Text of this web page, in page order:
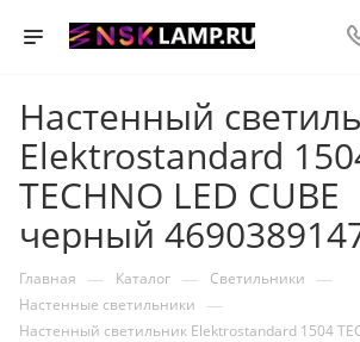
Настенный
Elektrostandard
TECHNO LED CUBE
черный
Главная — Каталог — Светильники —
Настенные светильники —
Настенный светильник Elektrostandard 1504